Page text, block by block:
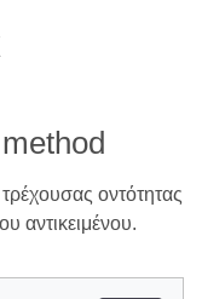
οντότητας
αντικειμένου.